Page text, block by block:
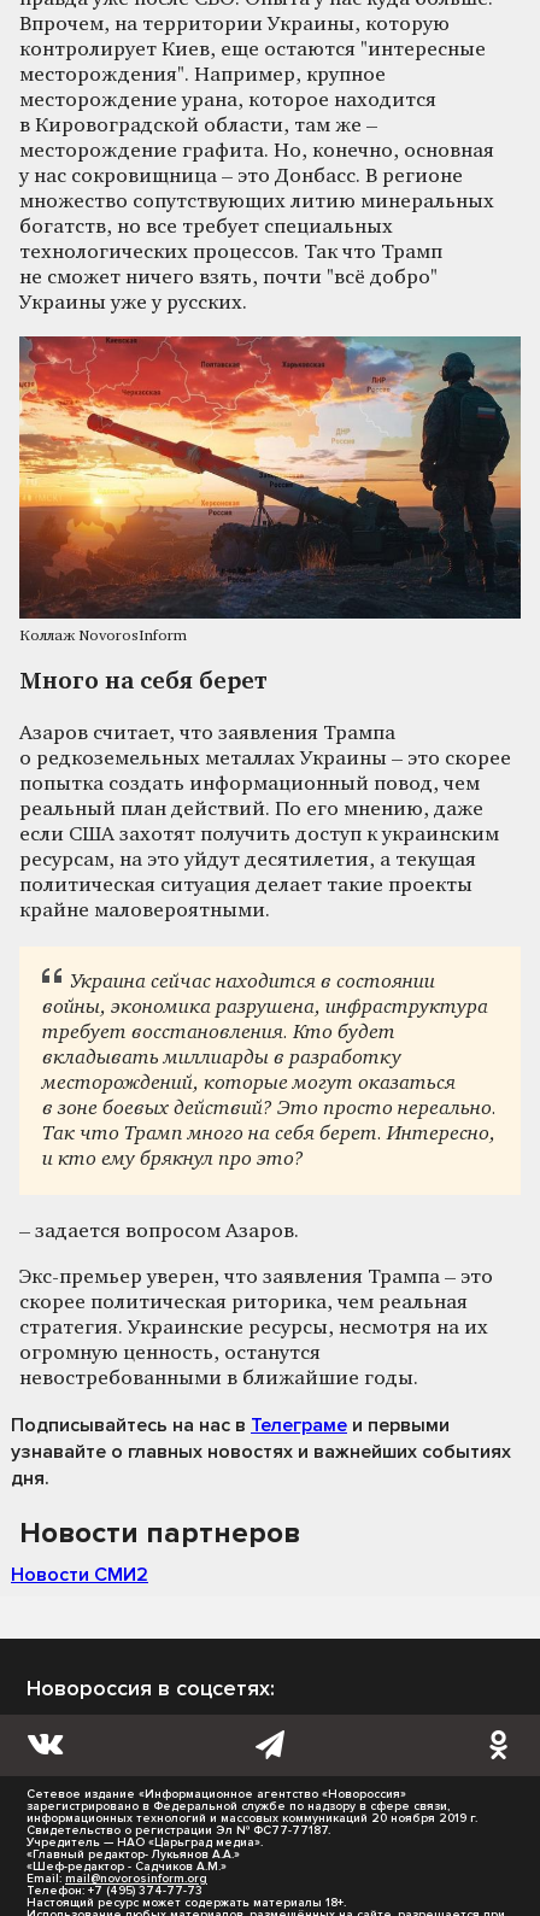
Впрочем, на территории Украины, которую
контролирует Киев, еще остаются "интересные
месторождения". Например, крупное
месторождение урана, которое находится
в Кировоградской области, там же –
месторождение графита. Но, конечно, основная
у нас сокровищница – это Донбасс. В регионе
множество сопутствующих литию минеральных
богатств, но все требует специальных
технологических процессов. Так что Трамп
не сможет ничего взять, почти "всё добро"
Украины уже у русских.
Коллаж NovorosInform
Много на себя берет
Азаров считает, что заявления Трампа
о редкоземельных металлах Украины – это скорее
попытка создать информационный повод, чем
реальный план действий. По его мнению, даже
если США захотят получить доступ к украинским
ресурсам, на это уйдут десятилетия, а текущая
политическая ситуация делает такие проекты
крайне маловероятными.
Украина сейчас находится в состоянии
войны, экономика разрушена, инфраструктура
требует восстановления. Кто будет
вкладывать миллиарды в разработку
месторождений, которые могут оказаться
в зоне боевых действий? Это просто нереально.
Так что Трамп много на себя берет. Интересно,
и кто ему брякнул про это?
– задается вопросом Азаров.
Экс-премьер уверен, что заявления Трампа – это
скорее политическая риторика, чем реальная
стратегия. Украинские ресурсы, несмотря на их
огромную ценность, останутся
невостребованными в ближайшие годы.
Подписывайтесь на нас в Телеграме и первыми
узнавайте о главных новостях и важнейших событиях
дня.
Новости партнеров
Новости СМИ2
Новороссия в соцсетях:
Сетевое издание «Информационное агентство «Новороссия»
зарегистрировано в Федеральной службе по надзору в сфере связи,
информационных технологий и массовых коммуникаций 20 ноября 2019 г.
Свидетельство о регистрации Эл № ФС77-77187.
Учредитель — НАО «Царьград медиа».
«Главный редактор- Лукьянов А.А.»
«Шеф-редактор - Садчиков А.М.»
Email: mail@novorosinform.org
Телефон: +7 (495) 374-77-73
Настоящий ресурс может содержать материалы 18+.